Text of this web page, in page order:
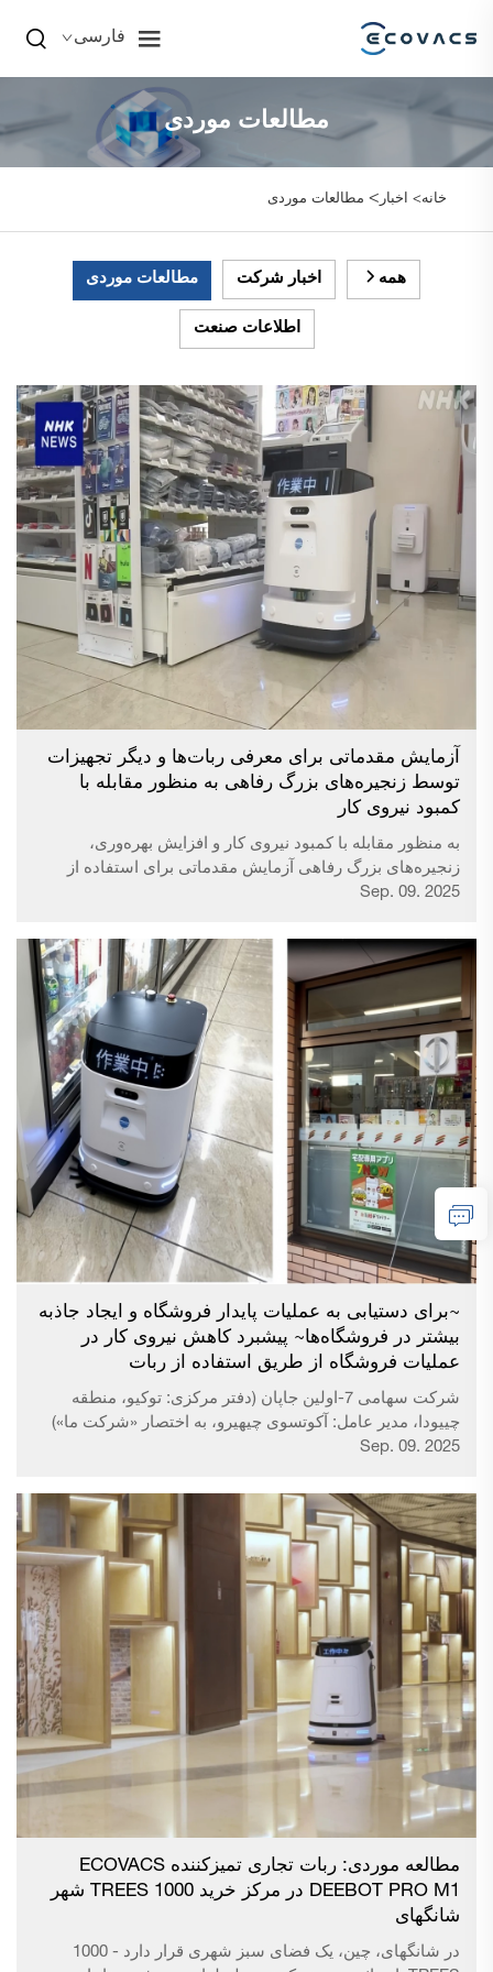
فارسی
مطالعات موردی
خانه> اخبار > مطالعات موردی
همه اخبار شرکت مطالعات موردی
اطلاعات صنعت
آزمایش مقدماتی برای معرفی ربات‌ها و دیگر تجهیزات
توسط زنجیره‌های بزرگ رفاهی به منظور مقابله با
کمبود نیروی کار
به منظور مقابله با کمبود نیروی کار و افزایش بهره‌وری،
زنجیره‌های بزرگ رفاهی آزمایش مقدماتی برای استفاده از
ربات‌ها و دیگر تجهیزاتی که در تکمیل موجودی کالا و تمیز کردن
سفن-الیون در منطقه آراکاوا شهر توکیو، ربات‌های مخصوص
تکمیل موجودی کالا در پشت قفسه‌های نوشیدنی و الکلی قرار
گرفته‌اند. این ربات از ریل، پایه‌های عمودی و بازویی برای گرفتن
کالا تشکیل شده است و هوش مصنوعی (AI) بر اساس فروش،
اقلامی که باید اولویت تکمیل موجودی را داشته باشند را از میان
انبار شناسایی کرده و آن‌ها را به صورت خودکار در قفسه‌ها
قرار می‌دهد. در حالت عادی این کار توسط انسان انجام
می‌شود و حدود 10 ساعت در هفته زمان می‌برد...
Sep. 09. 2025
~برای دستیابی به عملیات پایدار فروشگاه و ایجاد جاذبه
بیشتر در فروشگاه‌ها~ پیشبرد کاهش نیروی کار در
عملیات فروشگاه از طریق استفاده از ربات
شرکت سهامی 7-اولین جاپان (دفتر مرکزی: توکیو، منطقه
چییودا، مدیر عامل: آکوتسوی چیهیرو، به اختصار «شرکت ما»)
تاکنون با معرفی تجهیزاتی که به کاهش نیروی انسانی و تسهیل
متنوع محیطی فروشگاه و نیز دستیابی به عملیات پایدار
فروشگاهی انجام داده است. با توجه به پیشرفت‌های اخیر در
فناوری رباتیک و سایر تکنولوژی‌ها، آزمایش‌هایی با استفاده از
«ربات‌های کاهش نیروی انسانی» و «سیستم‌های خدماتی آواتار»
در زمینه کارهای فروشگاهی که می‌توانند به جای انسان توسط
ربات‌ها و سیستم‌های مجازی انجام شوند، از سال 2025 آغاز
خواهد شد.
Sep. 09. 2025
مطالعه موردی: ربات تجاری تمیزکننده ECOVACS
DEEBOT PRO M1 در مرکز خرید 1000 TREES شهر
شانگهای
در شانگهای، چین، یک فضای سبز شهری قرار دارد - 1000